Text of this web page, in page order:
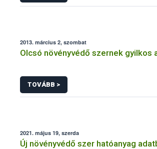
2013. március 2, szombat
Olcsó növényvédő szernek gyilkos
TOVÁBB >
2021. május 19, szerda
Új növényvédő szer hatóanyag